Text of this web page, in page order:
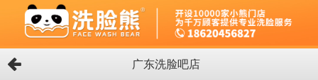
广东洗脸吧店